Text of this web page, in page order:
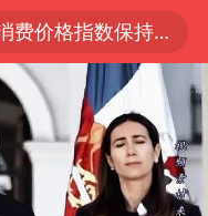
7月份居民消费价格指数保持温和上涨
《哪吒之魔童闹海》获百花奖最佳影片奖
檀某落网
奖名单公布
已致超20人死亡